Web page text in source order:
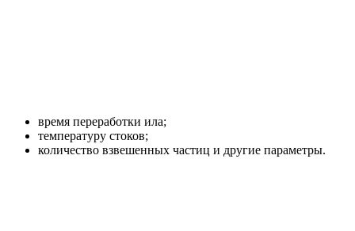
время переработки ила;
температуру стоков;
количество взвешенных частиц и другие параметры.